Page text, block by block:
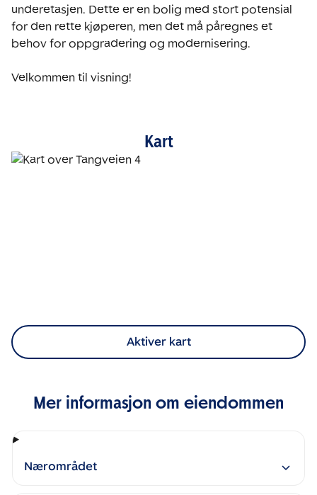
underetasjen. Dette er en bolig med stort potensial
for den rette kjøperen, men det må påregnes et
behov for oppgradering og modernisering.
Velkommen til visning!
Kart
Aktiver kart
Mer informasjon om eiendommen
Nærområdet